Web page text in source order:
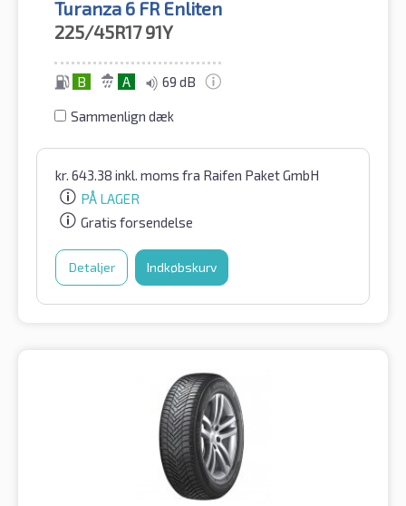
Turanza 6 FR Enliten
225/45R17 91Y
B A 69 dB
Sammenlign dæk
kr. 643.38 inkl. moms fra Raifen Paket GmbH
PÅ LAGER
Gratis forsendelse
Detaljer Indkøbskurv